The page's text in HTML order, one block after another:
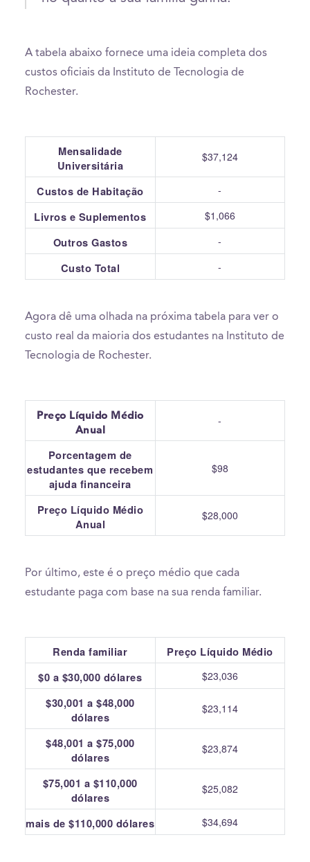
A tabela abaixo fornece uma ideia completa dos
custos oficiais da Instituto de Tecnologia de
Rochester.
Mensalidade
Universitária
$37,124
Custos de Habitação -
Livros e Suplementos $1,066
Outros Gastos -
Custo Total -
Agora dê uma olhada na próxima tabela para ver o
custo real da maioria dos estudantes na Instituto de
Tecnologia de Rochester.
Preço Líquido Médio
Anual
-
Porcentagem de
estudantes que recebem
ajuda financeira
$98
Preço Líquido Médio
Anual
$28,000
Por último, este é o preço médio que cada
estudante paga com base na sua renda familiar.
Renda familiar
Preço Líquido Médio
$0 a $30,000 dólares
$23,036
$30,001 a $48,000
dólares
$23,114
$48,001 a $75,000
dólares
$23,874
$75,001 a $110,000
dólares
$25,082
mais de $110,000 dólares $34,694